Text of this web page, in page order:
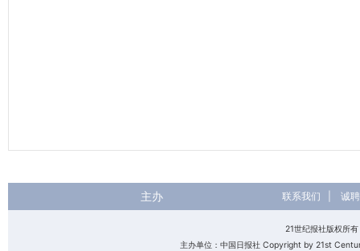
主办 联系我们 诚
21世纪报社版权所
主办单位：中国日报社 Copyright by 21st